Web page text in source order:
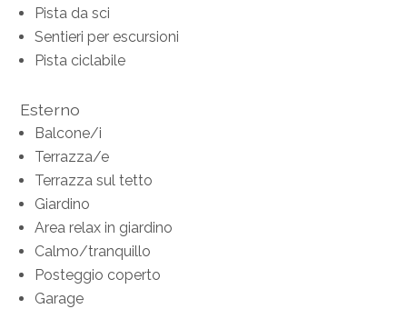
Pista da sci
Sentieri per escursioni
Pista ciclabile
Esterno
Balcone/i
Terrazza/e
Terrazza sul tetto
Giardino
Area relax in giardino
Calmo/tranquillo
Posteggio coperto
Garage